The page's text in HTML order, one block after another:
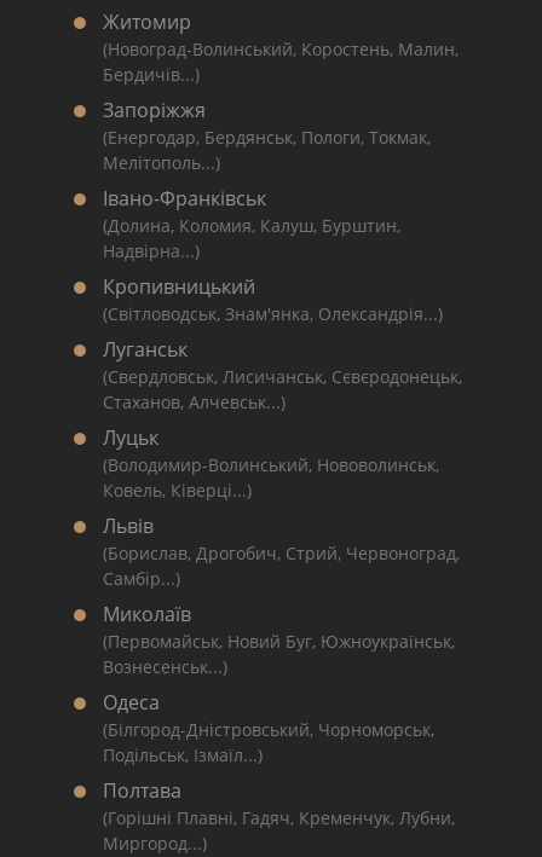
Житомир
(Новоград-Волинський, Коростень, Малин,
Бердичів...)
Запоріжжя
(Енергодар, Бердянськ, Пологи, Токмак,
Мелітополь...)
Івано-Франківськ
(Долина, Коломия, Калуш, Бурштин,
Надвірна...)
Кропивницький
(Світловодськ, Знам'янка, Олександрія...)
Луганськ
(Свердловськ, Лисичанськ, Сєвєродонецьк,
Стаханов, Алчевськ...)
Луцьк
(Володимир-Волинський, Нововолинськ,
Ковель, Ківерці...)
Львів
(Борислав, Дрогобич, Стрий, Червоноград,
Самбір...)
Миколаїв
(Первомайськ, Новий Буг, Южноукраїнськ,
Вознесенськ...)
Одеса
(Білгород-Дністровський, Чорноморськ,
Подільськ, Ізмаїл...)
Полтава
(Горішні Плавні, Гадяч, Кременчук, Лубни,
Миргород...)